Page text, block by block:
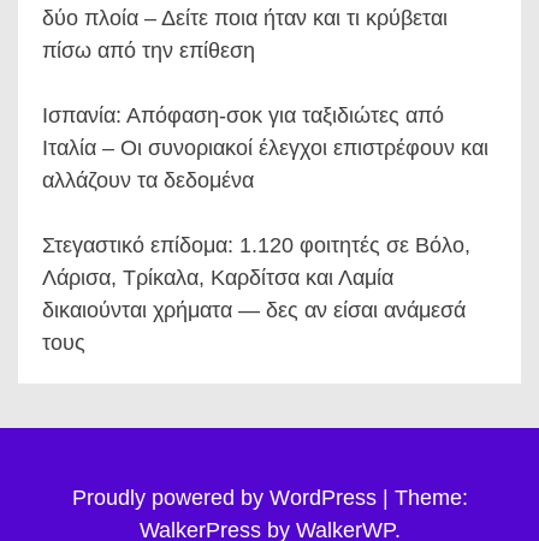
δύο πλοία – Δείτε ποια ήταν και τι κρύβεται
πίσω από την επίθεση
Ισπανία: Απόφαση-σοκ για ταξιδιώτες από
Ιταλία – Οι συνοριακοί έλεγχοι επιστρέφουν και
αλλάζουν τα δεδομένα
Στεγαστικό επίδομα: 1.120 φοιτητές σε Βόλο,
Λάρισα, Τρίκαλα, Καρδίτσα και Λαμία
δικαιούνται χρήματα — δες αν είσαι ανάμεσά
τους
Proudly powered by WordPress
Theme:
WalkerPress by WalkerWP.